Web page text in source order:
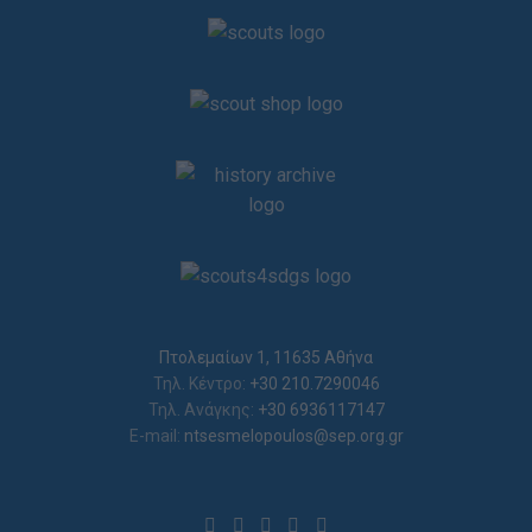
Πτολεμαίων 1, 11635 Αθήνα
Τηλ. Κέντρο: +30 210.7290046
Τηλ. Ανάγκης: +30 6936117147
E-mail: ntsesmelopoulos@sep.org.gr